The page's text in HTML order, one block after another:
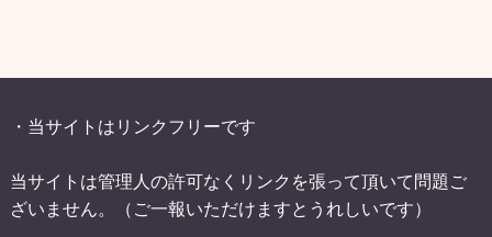
・当サイトはリンクフリーです
当サイトは管理人の許可なくリンクを張って頂いて問題ご
ざいません。（ご一報いただけますとうれしいです）